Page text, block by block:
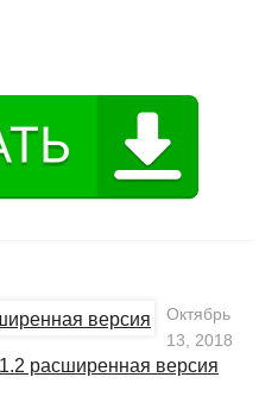
Октябрь
13, 2018
расширенная версия